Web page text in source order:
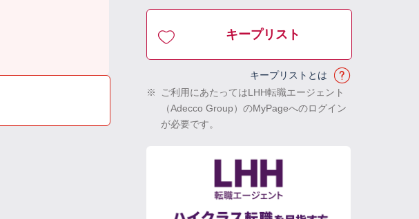
キープリスト
キープリストとは
※
ご利用にあたってはLHH転職エージェント
（Adecco Group）のMyPageへのログイン
が必要です。